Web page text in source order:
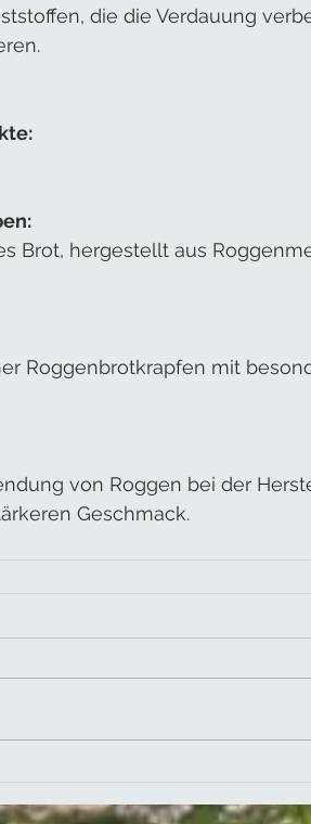
die die Verdauung
Brot, hergestellt aus
Roggenbrotkrapfen mit
von Roggen bei der
Geschmack.